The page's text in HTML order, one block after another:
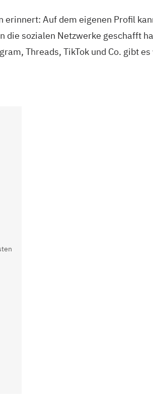
Auf dem eigenen Profil
sozialen Netzwerke geschafft
Threads, TikTok und Co. gibt